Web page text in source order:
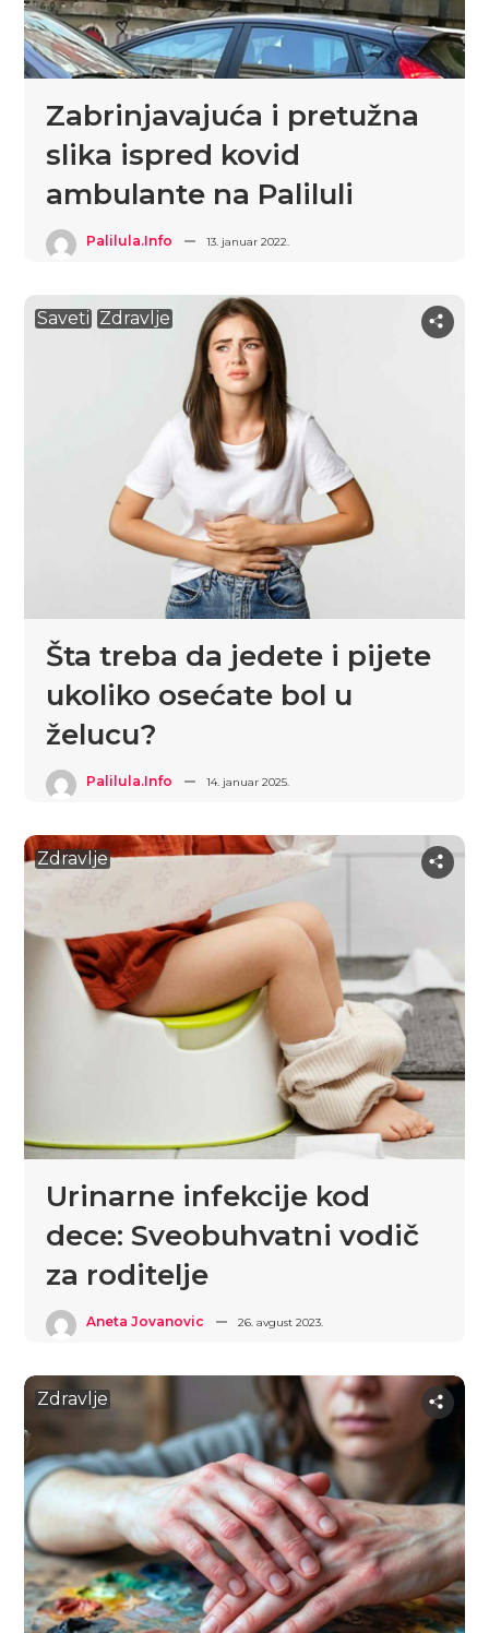
Zabrinjavajuća i pretužna
slika ispred kovid
ambulante na Paliluli
Palilula.info 13. januar 2022.
Saveti Zdravlje
Šta treba da jedete i pijete
ukoliko osećate bol u
želucu?
Palilula.info 14. januar 2025.
Zdravlje
Urinarne infekcije kod
dece: Sveobuhvatni vodič
za roditelje
Aneta Jovanovic 26. avgust 2023.
Zdravlje